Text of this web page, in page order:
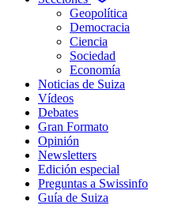
Geopolítica
Democracia
Ciencia
Sociedad
Economía
Noticias de Suiza
Vídeos
Debates
Gran Formato
Opinión
Newsletters
Edición especial
Preguntas a Swissinfo
Guía de Suiza